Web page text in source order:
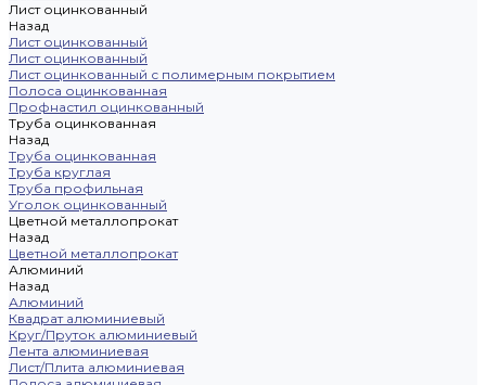
Лист оцинкованный
Назад
Лист оцинкованный
Лист оцинкованный
Лист оцинкованный с полимерным покрытием
Полоса оцинкованная
Профнастил оцинкованный
Труба оцинкованная
Назад
Труба оцинкованная
Труба круглая
Труба профильная
Уголок оцинкованный
Цветной металлопрокат
Назад
Цветной металлопрокат
Алюминий
Назад
Алюминий
Квадрат алюминиевый
Круг/Пруток алюминиевый
Лента алюминиевая
Лист/Плита алюминиевая